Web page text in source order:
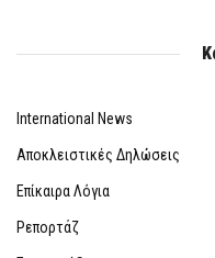
International News
Αποκλειστικές Δηλώσεις
Επίκαιρα Λόγια
Ρεπορτάζ